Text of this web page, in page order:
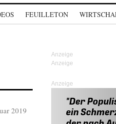
FEUILLETON
2019
Anzeige